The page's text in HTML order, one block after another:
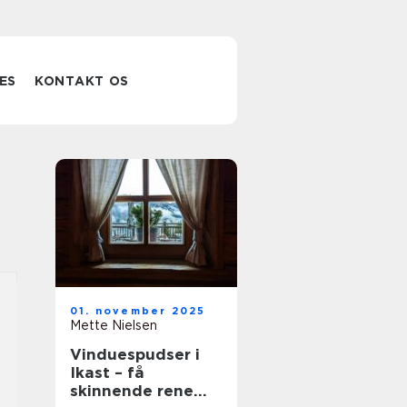
KONTAKT OS
01. november 2025
Mette Nielsen
Vinduespudser i
Ikast – få
skinnende rene